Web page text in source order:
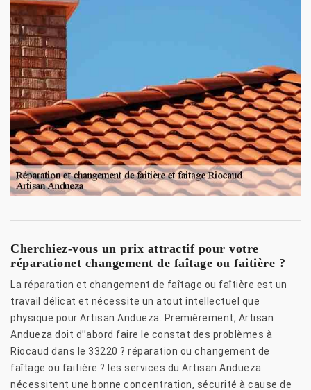
Cherchiez-vous un prix attractif pour votre
réparationet changement de faîtage ou faitière ?
La réparation et changement de faîtage ou faîtière est un
travail délicat et nécessite un atout intellectuel que
physique pour Artisan Andueza. Premièrement, Artisan
Andueza doit d’’abord faire le constat des problèmes à
Riocaud dans le 33220 ? réparation ou changement de
faîtage ou faitière ? les services du Artisan Andueza
nécessitent une bonne concentration, sécurité à cause de